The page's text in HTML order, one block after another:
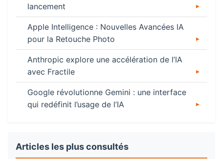
lancement
Apple Intelligence : Nouvelles Avancées IA
pour la Retouche Photo
Anthropic explore une accélération de l’IA
avec Fractile
Google révolutionne Gemini : une interface
qui redéfinit l’usage de l’IA
Articles les plus consultés